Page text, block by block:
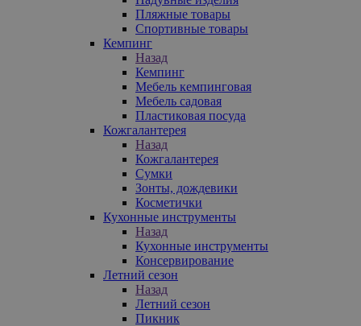
Пляжные товары
Спортивные товары
Кемпинг
Назад
Кемпинг
Мебель кемпинговая
Мебель садовая
Пластиковая посуда
Кожгалантерея
Назад
Кожгалантерея
Сумки
Зонты, дождевики
Косметички
Кухонные инструменты
Назад
Кухонные инструменты
Консервирование
Летний сезон
Назад
Летний сезон
Пикник